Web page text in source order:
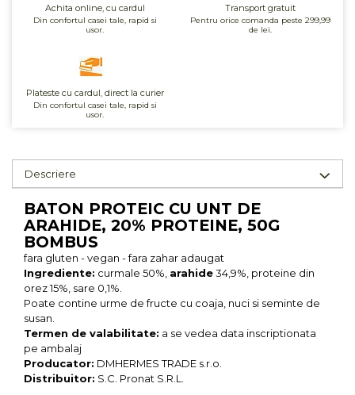
Sosuri, Ketchup bio
Pudre si prafuri
Conserve, Pateuri, creme
Masline
Produse din soia
Sare si inlocuitori
Produse care inlocuiesc carnea
Unt, alternativa unt
Paine bio
Paste
Terci bio
Ciocolata
Dulceturi, gemuri, compoturi
Creme
Achita online, cu cardul
Din confortul casei tale, rapid si
usor.
Transport gratuit
Pentru orice comanda peste 299,99
de lei.
Plateste cu cardul, direct la curier
Din confortul casei tale, rapid si
usor.
Descriere
BATON PROTEIC CU UNT DE
ARAHIDE, 20% PROTEINE, 50G
BOMBUS
fara gluten - vegan - fara zahar adaugat
Ingrediente: curmale 50%, arahide34,9%, proteine din
orez 15%, sare 0,1%.
Poate contine urme de fructe cu coaja, nuci si seminte de
susan.
Termen de valabilitate: a se vedea data inscriptionata
pe ambalaj
Producator: DMHERMES TRADE s.r.o.
Distribuitor: S.C. Pronat S.R.L.